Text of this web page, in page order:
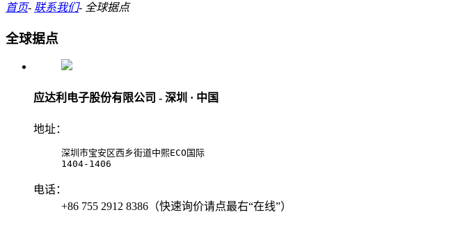
首页- 联系我们- 全球据点
全球据点
应达利电子股份有限公司 - 深圳 · 中国
地址：
深圳市宝安区西乡街道中熙ECO国际
1404-1406
电话：
+86 755 2912 8386（快速询价请点最右“在线”）